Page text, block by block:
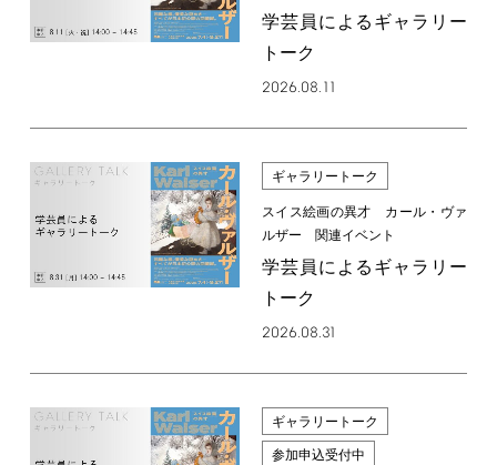
学芸員によるギャラリー
トーク
2026.08.11
ギャラリートーク
スイス絵画の異才 カール・ヴァ
ルザー 関連イベント
学芸員によるギャラリー
トーク
2026.08.31
ギャラリートーク
参加申込受付中